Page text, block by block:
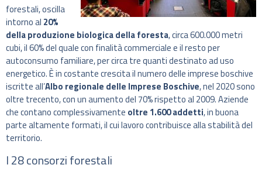
forestali, oscilla
intorno al 20%
della produzione biologica della foresta, circa 600.000 metri
cubi, il 60% del quale con finalità commerciale e il resto per
autoconsumo familiare, per circa tre quanti destinato ad uso
energetico. È in costante crescita il numero delle imprese boschive
iscritte all’Albo regionale delle Imprese Boschive, nel 2020 sono
oltre trecento, con un aumento del 70% rispetto al 2009. Aziende
che contano complessivamente oltre 1.600 addetti, in buona
parte altamente formati, il cui lavoro contribuisce alla stabilità del
territorio.
I 28 consorzi forestali